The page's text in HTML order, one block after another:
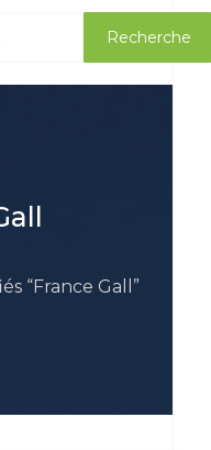
Recherche
“France Gall”